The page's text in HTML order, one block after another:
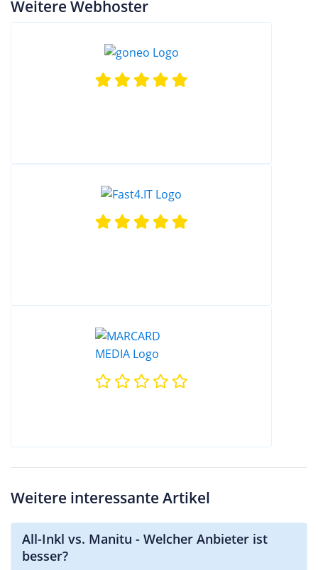
Weitere Webhoster
Weitere interessante Artikel
All-Inkl vs. Manitu - Welcher Anbieter ist
besser?